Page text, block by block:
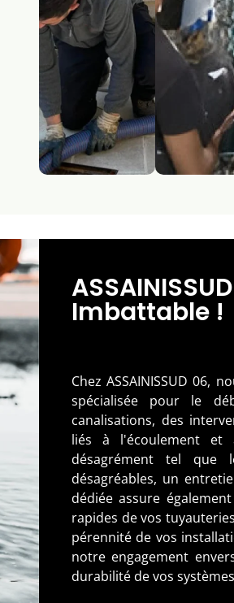
Imbattable !
Chez ASSAINISSUD 06,
spécialisée pour le
canalisations, des
liés à l'écoulement et
désagrément tel que
désagréables, un
dédiée assure
rapides de vos
pérennité de vos
notre engagement
durabilité de vos